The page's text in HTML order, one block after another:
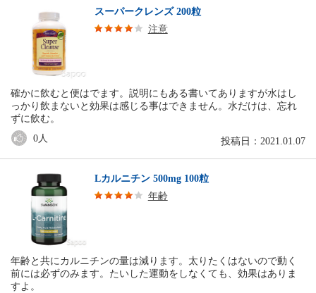
スーパークレンズ 200粒
注意
確かに飲むと便はでます。説明にもある書いてありますが水はし
っかり飲まないと効果は感じる事はできません。水だけは、忘れ
ずに飲む。
投稿日：2021.01.07
0人
Lカルニチン 500mg 100粒
年齢
年齢と共にカルニチンの量は減ります。太りたくはないので動く
前には必ずのみます。たいした運動をしなくても、効果はありま
すよ。